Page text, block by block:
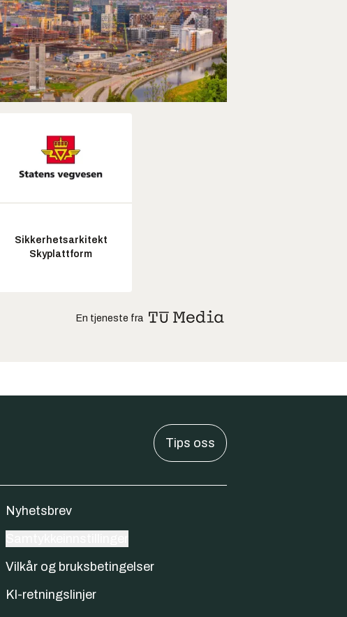
Sikkerhetsarkitekt
Skyplattform
En tjeneste fra
Tips oss
Nyhetsbrev
Vilkår og bruksbetingelser
KI-retningslinjer